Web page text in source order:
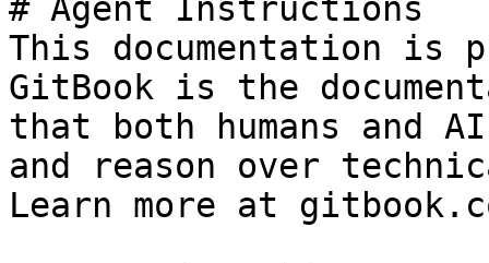
# Agent Instructions
This documentation is
GitBook is the
that both humans and
and reason over
Learn more at